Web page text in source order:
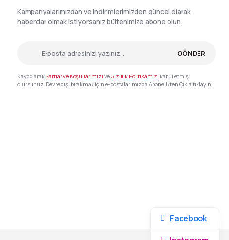
Kampanyalarımızdan ve indirimlerimizden güncel olarak
haberdar olmak istiyorsanız bültenimize abone olun.
GÖNDER
KaydolarakŞartlar ve Koşullarımızı veGizlilik Politikamızı kabul etmiş
olursunuz. Devre dışı bırakmak için e-postalarımızda Abonelikten Çık'a tıklayın.
Facebook